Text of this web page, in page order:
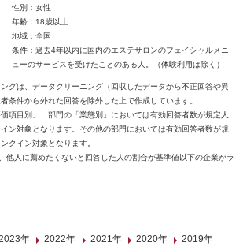
性別：女性
年齢：18歳以上
地域：全国
条件：過去4年以内に国内のエステサロンのフェイシャルメニ
ューのサービスを受けたことのある人。（体験利用は除く）
グは、データクリーニング（回収したデータから不正回答や異
条件から外れた回答を除外した上で作成しています。
項目別」、部門の「業態別」においては有効回答者数が規定人
ン対象となります。その他の部門においては有効回答者数が規
クイン対象となります。
人に薦めたくないと回答した人の割合が基準値以下の企業がラ
年 2022年 2021年 2020年
2019年